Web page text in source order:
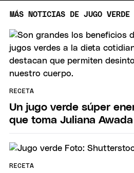
MÁS NOTICIAS DE JUGO VERDE
RECETA
Un jugo verde súper
que toma Juliana Awada
RECETA